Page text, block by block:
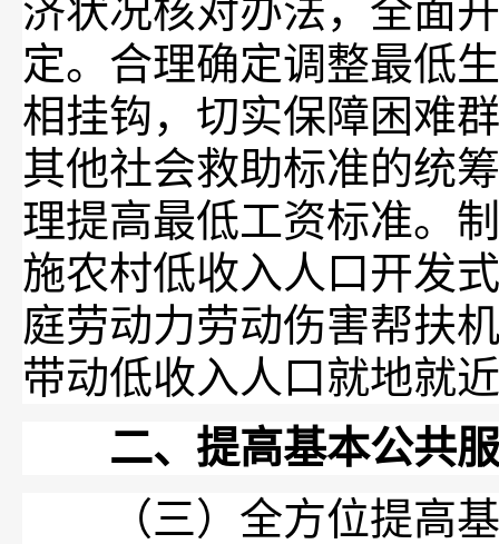
济状况核对办法，全面
定。合理确定调整最低
相挂钩，切实保障困难
其他社会救助标准的统
理提高最低工资标准。
施农村低收入人口开发
庭劳动力劳动伤害帮扶
带动低收入人口就地就
二、提高基本公共
（三）全方位提高基